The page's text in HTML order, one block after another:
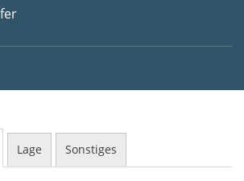
Lage Sonstiges